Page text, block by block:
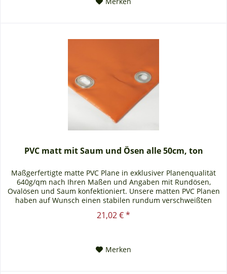
PVC matt mit Saum und Ösen alle 50cm, ton
Maßgerfertigte matte PVC Plane in exklusiver Planenqualität
640g/qm nach Ihren Maßen und Angaben mit Rundösen,
Ovalösen und Saum konfektioniert. Unsere matten PVC Planen
haben auf Wunsch einen stabilen rundum verschweißten
21,02 € *
Merken